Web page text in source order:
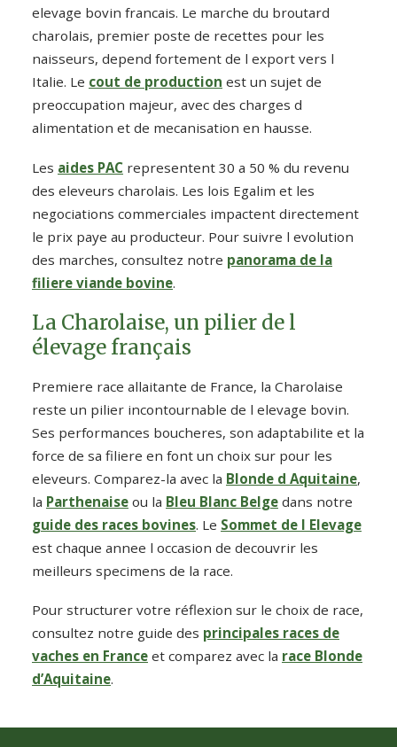
elevage bovin francais. Le marche du broutard
charolais, premier poste de recettes pour les
naisseurs, depend fortement de l export vers l
Italie. Le cout de production est un sujet de
preoccupation majeur, avec des charges d
alimentation et de mecanisation en hausse.
Les aides PAC representent 30 a 50 % du revenu
des eleveurs charolais. Les lois Egalim et les
negociations commerciales impactent directement
le prix paye au producteur. Pour suivre l evolution
des marches, consultez notre panorama de la
filiere viande bovine.
La Charolaise, un pilier de l
élevage français
Premiere race allaitante de France, la Charolaise
reste un pilier incontournable de l elevage bovin.
Ses performances boucheres, son adaptabilite et la
force de sa filiere en font un choix sur pour les
eleveurs. Comparez-la avec la Blonde d Aquitaine,
la Parthenaise ou la Bleu Blanc Belge dans notre
guide des races bovines. Le Sommet de l Elevage
est chaque annee l occasion de decouvrir les
meilleurs specimens de la race.
Pour structurer votre réflexion sur le choix de race,
consultez notre guide des principales races de
vaches en France et comparez avec la race Blonde
d’Aquitaine.